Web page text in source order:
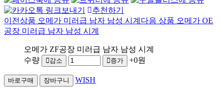
추천하기
이전상품 오메가 미러급 남자 남성 시계 다음 상품 오메가 OE
공장 미러급 남자 남성 시계
오메가 ZF공장 미러급 남자 남성 시계
수량
감소 증가 +0원
WISH